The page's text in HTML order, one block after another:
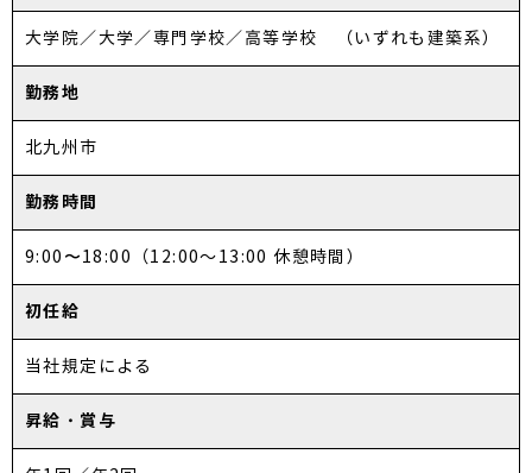
大学院／大学／専門学校／高等学校 （いずれも建築系）
勤務地
北九州市
勤務時間
9:00〜18:00（12:00～13:00 休憩時間）
初任給
当社規定による
昇給・賞与